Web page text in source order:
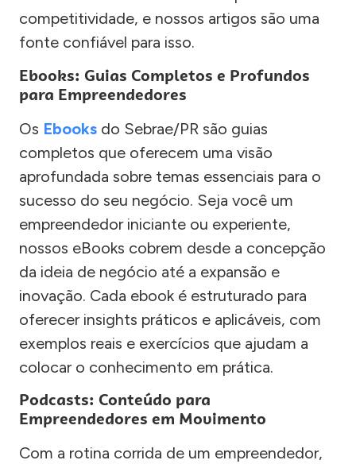
competitividade, e nossos artigos são uma
fonte confiável para isso.
Ebooks: Guias Completos e Profundos
para Empreendedores
Os Ebooks do Sebrae/PR são guias
completos que oferecem uma visão
aprofundada sobre temas essenciais para o
sucesso do seu negócio. Seja você um
empreendedor iniciante ou experiente,
nossos eBooks cobrem desde a concepção
da ideia de negócio até a expansão e
inovação. Cada ebook é estruturado para
oferecer insights práticos e aplicáveis, com
exemplos reais e exercícios que ajudam a
colocar o conhecimento em prática.
Podcasts: Conteúdo para
Empreendedores em Movimento
Com a rotina corrida de um empreendedor,